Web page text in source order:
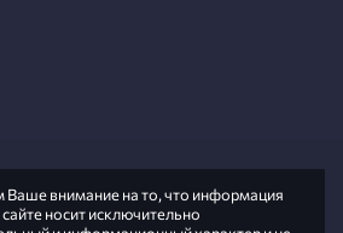
внимание на то, что информация
носит исключительно